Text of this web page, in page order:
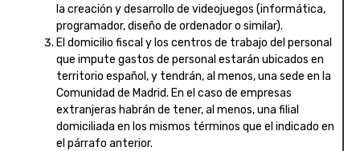
la creación y desarrollo de videojuegos (informática,
programador, diseño de ordenador o similar).
El domicilio fiscal y los centros de trabajo del personal
que impute gastos de personal estarán ubicados en
territorio español, y tendrán, al menos, una sede en la
Comunidad de Madrid. En el caso de empresas
extranjeras habrán de tener, al menos, una filial
domiciliada en los mismos términos que el indicado en
el párrafo anterior.